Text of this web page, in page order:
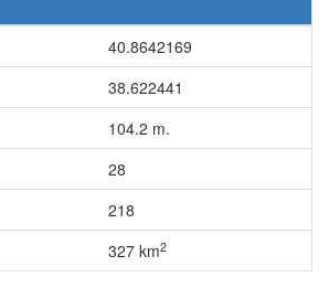
40.8642169
38.622441
104.2 m.
28
218
327 km2